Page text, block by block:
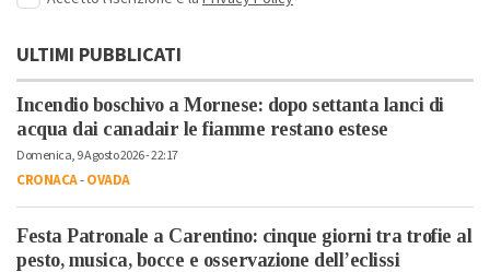
ULTIMI PUBBLICATI
Incendio boschivo a Mornese: dopo settanta lanci di
acqua dai canadair le fiamme restano estese
Domenica, 9 Agosto 2026 - 22:17
CRONACA-OVADA
Festa Patronale a Carentino: cinque giorni tra trofie al
pesto, musica, bocce e osservazione dell’eclissi